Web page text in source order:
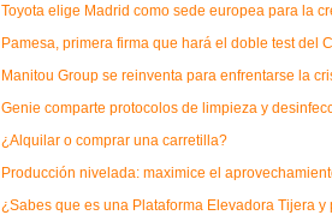
Toyota elige Madrid como sede europea para la
Pamesa, primera firma que hará el doble test del
Manitou Group se reinventa para enfrentarse la
Genie comparte protocolos de limpieza y
¿Alquilar o comprar una carretilla?
Producción nivelada: maximice el
¿Sabes que es una Plataforma Elevadora Tijera y